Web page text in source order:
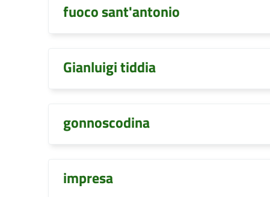
fuoco sant'antonio
Gianluigi tiddia
gonnoscodina
impresa